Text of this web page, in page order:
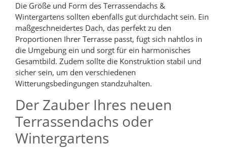
Die Größe und Form des Terrassendachs &
Wintergartens sollten ebenfalls gut durchdacht sein. Ein
maßgeschneidertes Dach, das perfekt zu den
Proportionen Ihrer Terrasse passt, fügt sich nahtlos in
die Umgebung ein und sorgt für ein harmonisches
Gesamtbild. Zudem sollte die Konstruktion stabil und
sicher sein, um den verschiedenen
Witterungsbedingungen standzuhalten.
Der Zauber Ihres neuen
Terrassendachs oder
Wintergartens